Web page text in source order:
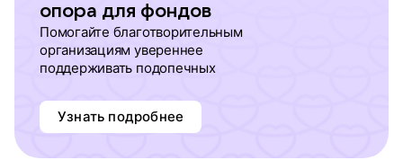
опора для фондов
Помогайте благотворительным
организациям увереннее
поддерживать подопечных
Узнать подробнее